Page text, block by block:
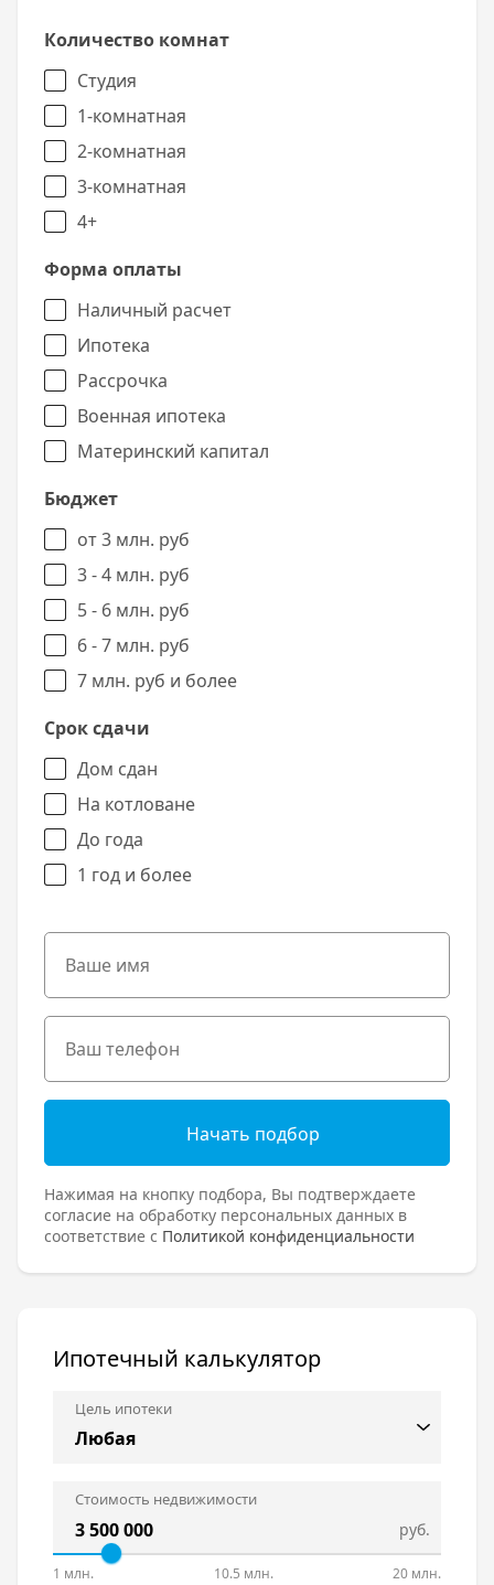
Количество комнат
Студия
1-комнатная
2-комнатная
3-комнатная
4+
Форма оплаты
Наличный расчет
Ипотека
Рассрочка
Военная ипотека
Материнский капитал
Бюджет
от 3 млн. руб
3 - 4 млн. руб
5 - 6 млн. руб
6 - 7 млн. руб
7 млн. руб и более
Срок сдачи
Дом сдан
На котловане
До года
1 год и более
Начать подбор
Нажимая на кнопку подбора, Вы подтверждаете
согласие на обработку персональных данных в
соответствие с Политикой конфиденциальности
Ипотечный калькулятор
Цель ипотеки
Стоимость недвижимости
руб.
1 млн. 10.5 млн. 20 млн.